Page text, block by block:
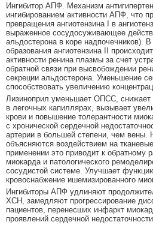
Ингибитор АПФ. Механизм
ингибированием активности АПФ, что
превращения ангиотензина I в
выраженное сосудосуживающее
альдостерона в коре надпочечников).
образования ангиотензина II
активности ренина плазмы за счет
обратной связи при высвобождении
секреции альдостерона. Уменьшение
способствовать увеличению
Лизиноприл уменьшает ОПСС, снижает
в легочных капиллярах, вызывает
крови и повышение толерантности
с хронической сердечной
артерии в большей степени, чем
объясняются воздействием на
применении это приводит к обратному
миокарда и патологического
сосудистой системе. Улучшает
кровоснабжение ишемизированного
Ингибиторы АПФ удлиняют
ХСН, замедляют прогрессирование
пациентов, перенесших инфаркт
проявлений сердечной недостаточности.